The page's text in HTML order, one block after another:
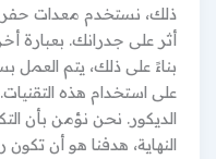
ذلك، نستخدم معدات حفر
أثر على جدرانك. بعبارة
بناءً على ذلك، يتم العمل
على استخدام هذه
الديكور. نحن نؤمن بأن
النهاية، هدفنا هو أن